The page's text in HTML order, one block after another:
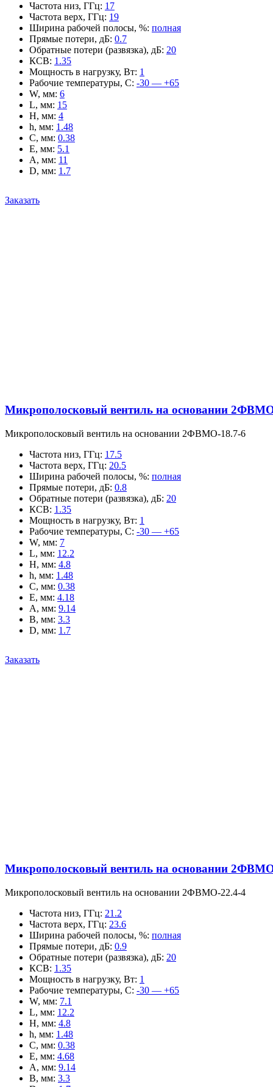
Частота низ, ГГц: 17
Частота верх, ГГц: 19
Ширина рабочей полосы, %: полная
Прямые потери, дБ: 0.7
Обратные потери (развязка), дБ: 20
КСВ: 1.35
Мощность в нагрузку, Вт: 1
Рабочие температуры, С: -30 — +65
W, мм: 6
L, мм: 15
H, мм: 4
h, мм: 1.48
C, мм: 0.38
E, мм: 5.1
A, мм: 11
D, мм: 1.7
Заказать
Микрополосковый вентиль на основании
Микрополосковый вентиль на основании 2ФВМO-18.7-6
Частота низ, ГГц: 17.5
Частота верх, ГГц: 20.5
Ширина рабочей полосы, %: полная
Прямые потери, дБ: 0.8
Обратные потери (развязка), дБ: 20
КСВ: 1.35
Мощность в нагрузку, Вт: 1
Рабочие температуры, С: -30 — +65
W, мм: 7
L, мм: 12.2
H, мм: 4.8
h, мм: 1.48
C, мм: 0.38
E, мм: 4.18
A, мм: 9.14
B, мм: 3.3
D, мм: 1.7
Заказать
Микрополосковый вентиль на основании
Микрополосковый вентиль на основании 2ФВМO-22.4-4
Частота низ, ГГц: 21.2
Частота верх, ГГц: 23.6
Ширина рабочей полосы, %: полная
Прямые потери, дБ: 0.9
Обратные потери (развязка), дБ: 20
КСВ: 1.35
Мощность в нагрузку, Вт: 1
Рабочие температуры, С: -30 — +65
W, мм: 7.1
L, мм: 12.2
H, мм: 4.8
h, мм: 1.48
C, мм: 0.38
E, мм: 4.68
A, мм: 9.14
B, мм: 3.3